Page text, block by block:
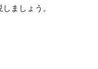
ましょう。